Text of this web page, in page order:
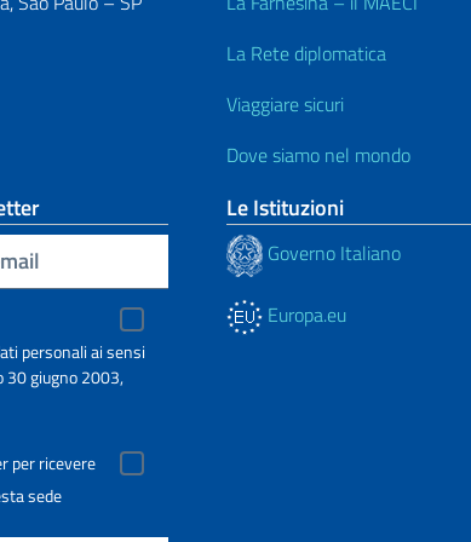
personali ai sensi
30 giugno 2003,
per ricevere
sede
La Rete diplomatica
Viaggiare sicuri
Dove siamo nel mondo
Le Istituzioni
Governo Italiano
Europa.eu